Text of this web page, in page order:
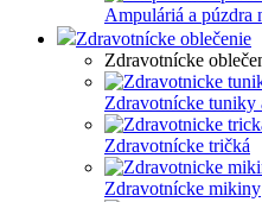
Ampuláriá a púzdra
Zdravotnícke oblečenie
Zdravotnícke
Zdravotnícke tuniky
Zdravotnícke tričká
Zdravotnícke mikiny